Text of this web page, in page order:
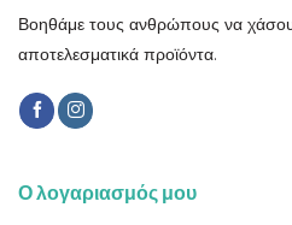
Βοηθάμε τους ανθρώπους να
αποτελεσματικά προϊόντα.
Ο λογαριασμός μου